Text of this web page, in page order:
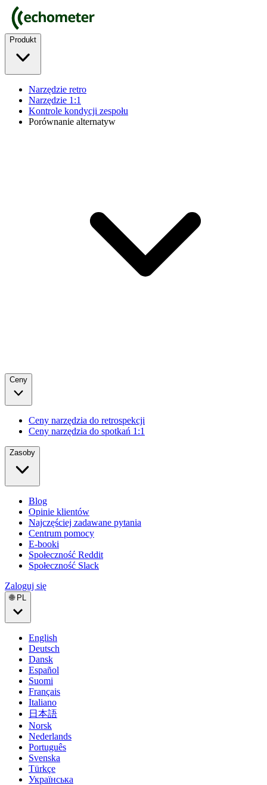
Produkt
Narzędzie retro
Narzędzie 1:1
Kontrole kondycji zespołu
Porównanie alternatyw
Ceny
Ceny narzędzia do retrospekcji
Ceny narzędzia do spotkań 1:1
Zasoby
Blog
Opinie klientów
Najczęściej zadawane pytania
Centrum pomocy
E-booki
Społeczność Reddit
Społeczność Slack
Zaloguj się
🌐 PL
English
Deutsch
Dansk
Español
Suomi
Français
Italiano
日本語
Norsk
Nederlands
Português
Svenska
Türkçe
Українська